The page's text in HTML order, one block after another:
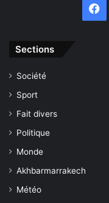
Sections
Société
Sport
Fait divers
Politique
Monde
Akhbarmarrakech
Météo